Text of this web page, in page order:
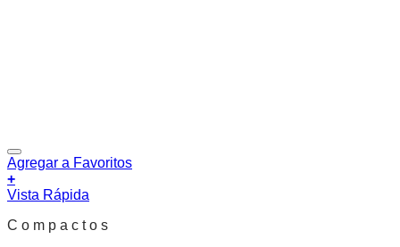
Agregar a Favoritos
+
Vista Rápida
C o m p a c t o s